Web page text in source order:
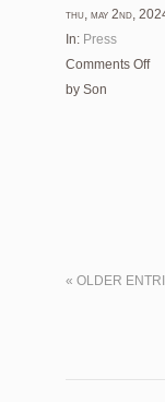
thu, may 2nd,
In: Press
Comments Offon
by Son
« OLDER